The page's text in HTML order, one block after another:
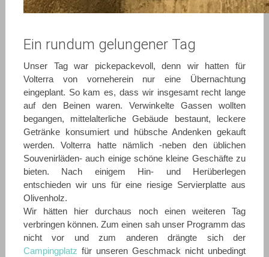
Ein rundum gelungener Tag
Unser Tag war pickepackevoll, denn wir hatten für
Volterra von vorneherein nur eine Übernachtung
eingeplant. So kam es, dass wir insgesamt recht lange
auf den Beinen waren. Verwinkelte Gassen wollten
begangen, mittelalterliche Gebäude bestaunt, leckere
Getränke konsumiert und hübsche Andenken gekauft
werden. Volterra hatte nämlich -neben den üblichen
Souvenirläden- auch einige schöne kleine Geschäfte zu
bieten. Nach einigem Hin- und Herüberlegen
entschieden wir uns für eine riesige Servierplatte aus
Olivenholz.
Wir hätten hier durchaus noch einen weiteren Tag
verbringen können. Zum einen sah unser Programm das
nicht vor und zum anderen drängte sich der
Campingplatz für unseren Geschmack nicht unbedingt